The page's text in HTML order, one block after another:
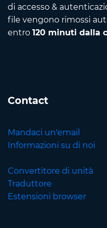
di accesso &
file vengono rimossi
entro 120 minuti dalla
Contact
Mandaci un'email
Informazioni su di noi
Convertitore di unità
Traduttore
Estensioni browser